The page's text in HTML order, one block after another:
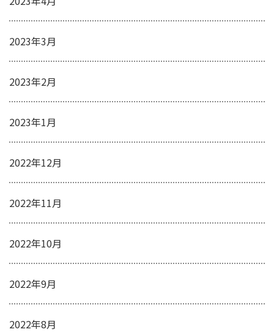
2023年3月
2023年2月
2023年1月
2022年12月
2022年11月
2022年10月
2022年9月
2022年8月